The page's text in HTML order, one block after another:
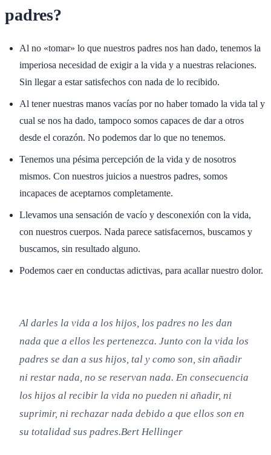
padres?
Al no «tomar» lo que nuestros padres nos han dado, tenemos la
imperiosa necesidad de exigir a la vida y a nuestras relaciones.
Sin llegar a estar satisfechos con nada de lo recibido.
Al tener nuestras manos vacías por no haber tomado la vida tal y
cual se nos ha dado, tampoco somos capaces de dar a otros
desde el corazón. No podemos dar lo que no tenemos.
Tenemos una pésima percepción de la vida y de nosotros
mismos. Con nuestros juicios a nuestros padres, somos
incapaces de aceptarnos completamente.
Llevamos una sensación de vacío y desconexión con la vida,
con nuestros cuerpos. Nada parece satisfacernos, buscamos y
buscamos, sin resultado alguno.
Podemos caer en conductas adictivas, para acallar nuestro dolor.
Al darles la vida a los hijos, los padres no les dan
nada que a ellos les pertenezca. Junto con la vida los
padres se dan a sus hijos, tal y como son, sin añadir
ni restar nada, no se reservan nada. En consecuencia
los hijos al recibir la vida no pueden ni añadir, ni
suprimir, ni rechazar nada debido a que ellos son en
su totalidad sus padres.Bert Hellinger